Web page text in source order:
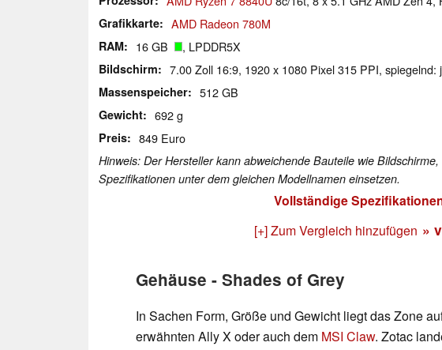
Grafikkarte AMD Radeon 780M
RAM 16 GB , LPDDR5X
Bildschirm 7.00 Zoll 16:9, 1920 x 1080 Pixel 315 PPI, spiegelnd:
Massenspeicher 512 GB
Gewicht 692 g
Preis 849 Euro
Hinweis: Der Hersteller kann abweichende Bauteile wie
Spezifikationen unter dem gleichen Modellnamen einsetzen.
Vollständige
[+] Zum Vergleich hinzufügen »
Gehäuse - Shades of Grey
In Sachen Form, Größe und Gewicht liegt das Zone
erwähnten Ally X oder auch dem MSI Claw. Zotac